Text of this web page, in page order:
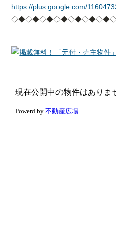
https://plus.google.com/